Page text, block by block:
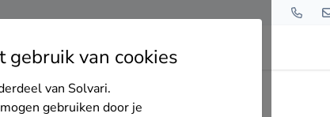
gebruik van cookies
van Solvari.
gebruiken door je
Eindhoven Rwa dakwerken